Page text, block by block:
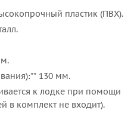
пластик (ПВХ).
130 мм.
к лодке при помощи
в комплект не входит).